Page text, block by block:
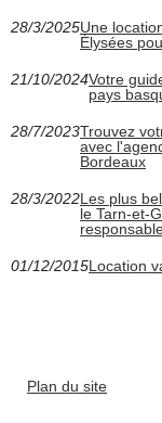
28/3/2025Une
Élysées
21/10/2024Votre
pays
28/7/2023Trouvez
avec
Bordeaux
28/3/2022Les plus
le Tarn-et-
01/12/2015Location
Plan du site